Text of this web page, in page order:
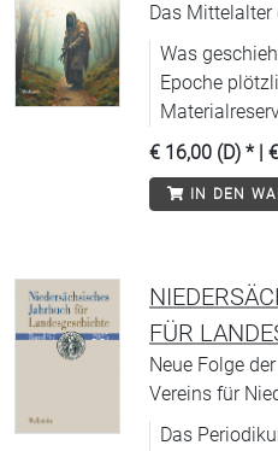
Das Mittelalter
Was
Epoche
Spektakel?
€ 16,00 (D) * |
IN DEN
FÜR
Neue Folge
Vereins für
Das